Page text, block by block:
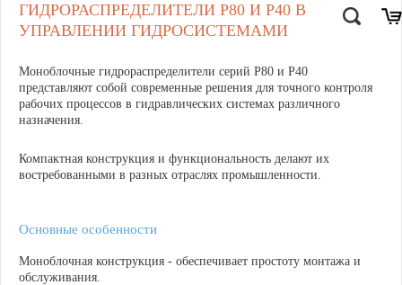
ГИДРОРАСПРЕДЕЛИТЕЛИ Р80 И Р40 В
УПРАВЛЕНИИ ГИДРОСИСТЕМАМИ
Моноблочные гидрораспределители серий Р80 и Р40
представляют собой современные решения для точного контроля
рабочих процессов в гидравлических системах различного
назначения.
Компактная конструкция и функциональность делают их
востребованными в разных отраслях промышленности.
Основные особенности
Моноблочная конструкция - обеспечивает простоту монтажа и
обслуживания.